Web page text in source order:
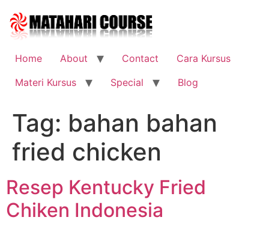
content
Home
About Contact
Cara Kursus
Materi Kursus
Special Blog
Tag: bahan bahan
fried chicken
Resep Kentucky Fried
Chiken Indonesia